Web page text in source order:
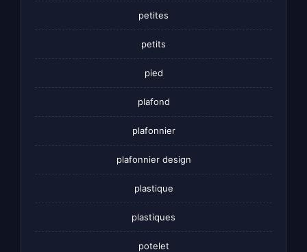
petites
petits
pied
plafond
plafonnier
plafonnier design
plastique
plastiques
potelet